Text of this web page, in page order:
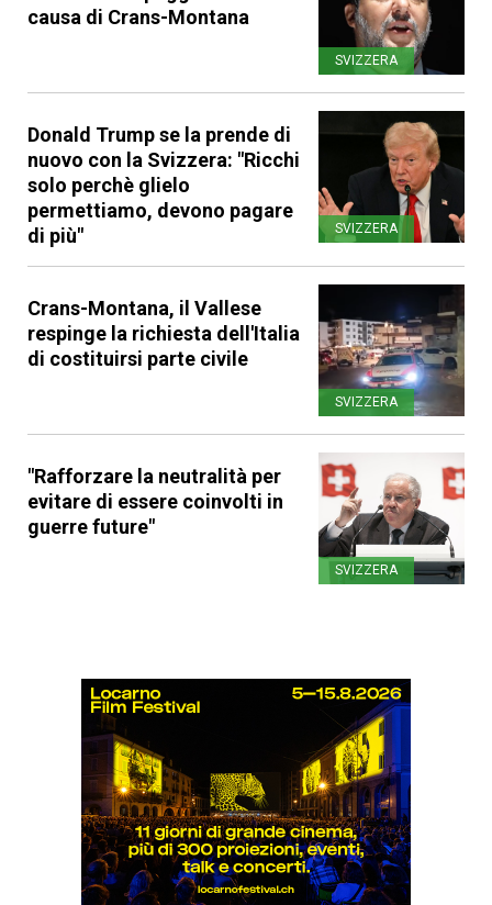
causa di Crans-Montana
SVIZZERA
Donald Trump se la prende di
nuovo con la Svizzera: "Ricchi
solo perchè glielo
permettiamo, devono pagare
di più"
SVIZZERA
Crans-Montana, il Vallese
respinge la richiesta dell'Italia
di costituirsi parte civile
SVIZZERA
"Rafforzare la neutralità per
evitare di essere coinvolti in
guerre future"
SVIZZERA